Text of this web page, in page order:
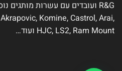
Komine, Castrol, Arai,
HJC, LS2, Ram Mount ועוד…